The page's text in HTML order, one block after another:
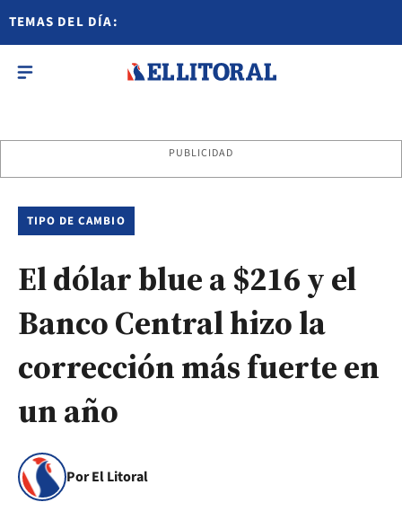
TEMAS DEL DÍA:
PUBLICIDAD
TIPO DE CAMBIO
El dólar blue a $216 y el
Banco Central hizo la
corrección más fuerte en
un año
Por El Litoral